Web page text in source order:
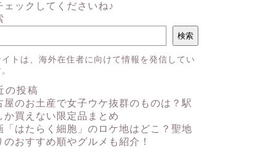
ェックしてくださいね♪
検索
イトは、海外在住者に向けて情報を発信してい
の投稿
屋のお土産で女子ウケ抜群のものは？駅
か買えない限定品まとめ
「はたらく細胞」のロケ地はどこ？聖地
のおすすめ順やグルメも紹介！